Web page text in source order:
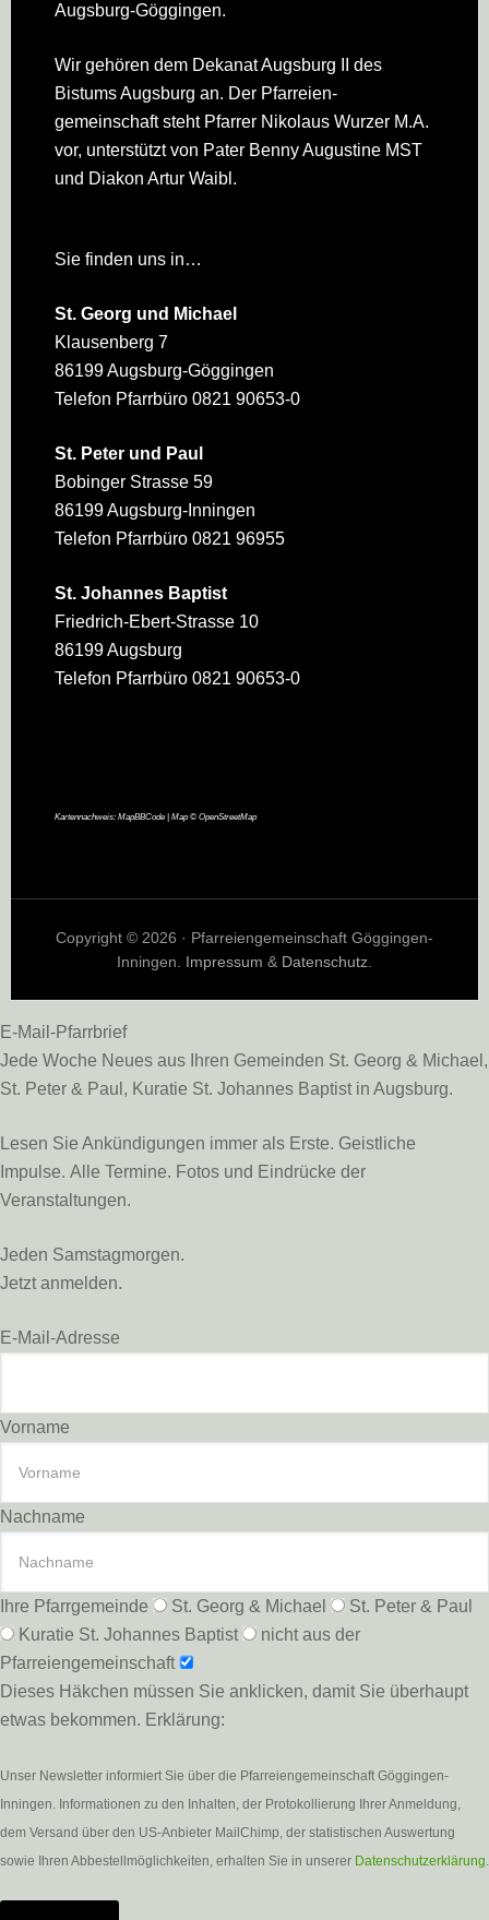
Augsburg-Göggingen.
Wir gehören dem Dekanat Augsburg II des
Bistums Augsburg an. Der Pfarreien­
gemeinschaft steht Pfarrer Nikolaus Wurzer M.A.
vor, unterstützt von Pater Benny Augustine MST
und Diakon Artur Waibl.
Sie finden uns in…
St. Georg und Michael
Klausenberg 7
86199 Augsburg-Göggingen
Telefon Pfarrbüro 0821 90653-0
St. Peter und Paul
Bobinger Strasse 59
86199 Augsburg-Inningen
Telefon Pfarrbüro 0821 96955
St. Johannes Baptist
Friedrich-Ebert-Strasse 10
86199 Augsburg
Telefon Pfarrbüro 0821 90653-0
Kartennachweis: MapBBCode| Map © OpenStreetMap
Copyright © 2026 · Pfarreiengemeinschaft Göggingen-
Inningen. Impressum & Datenschutz.
E-Mail-Pfarrbrief
Jede Woche Neues aus Ihren Gemeinden St. Georg & Michael,
St. Peter & Paul, Kuratie St. Johannes Baptist in Augsburg.
Lesen Sie Ankündigungen immer als Erste. Geistliche
Impulse. Alle Termine. Fotos und Eindrücke der
Veranstaltungen.
Jeden Samstagmorgen.
Jetzt anmelden.
E-Mail-Adresse
Vorname
Nachname
Ihre Pfarrgemeinde St. Georg & Michael
St. Peter & Paul
Kuratie St. Johannes Baptist
nicht aus der
Pfarreiengemeinschaft
Dieses Häkchen müssen Sie anklicken, damit Sie überhaupt
etwas bekommen. Erklärung:
Unser Newsletter informiert Sie über die Pfarreiengemeinschaft Göggingen-
Inningen. Informationen zu den Inhalten, der Protokollierung Ihrer Anmeldung,
dem Versand über den US-Anbieter MailChimp, der statistischen Auswertung
sowie Ihren Abbestellmöglichkeiten, erhalten Sie in unserer Datenschutzerklärung.